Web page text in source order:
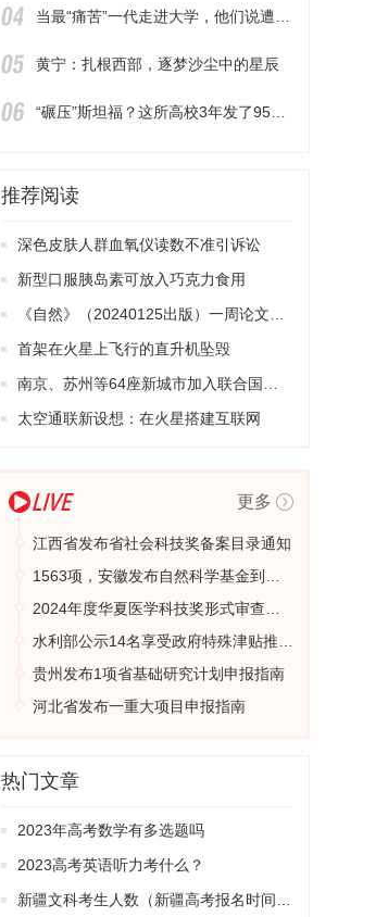
黄宁：扎根西部，逐梦沙尘中的星辰
推荐阅读
深色皮肤人群血氧仪读数不准引诉讼
新型口服胰岛素可放入巧克力食用
首架在火星上飞行的直升机坠毁
太空通联新设想：在火星搭建互联网
更多
江西省发布省社会科技奖备案目录通知
贵州发布1项省基础研究计划申报指南
河北省发布一重大项目申报指南
热门文章
2023年高考数学有多选题吗
2023高考英语听力考什么？